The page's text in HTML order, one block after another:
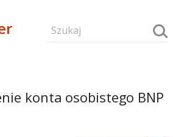
konta osobistego BNP